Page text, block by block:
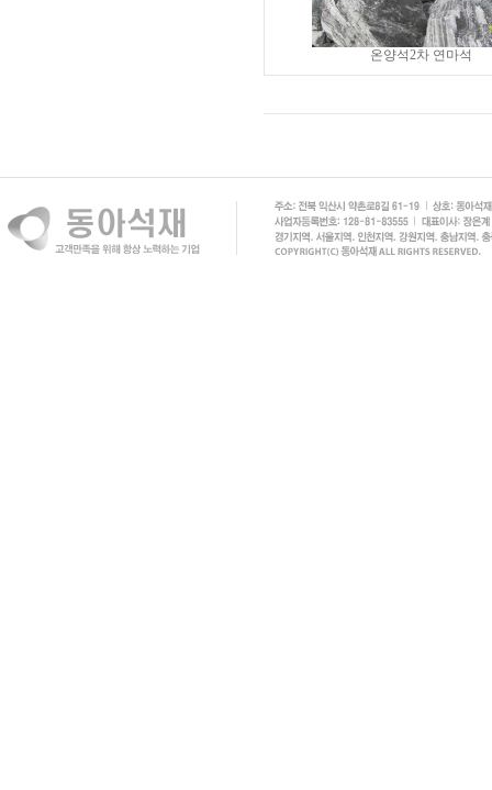
온양석2차 연마석